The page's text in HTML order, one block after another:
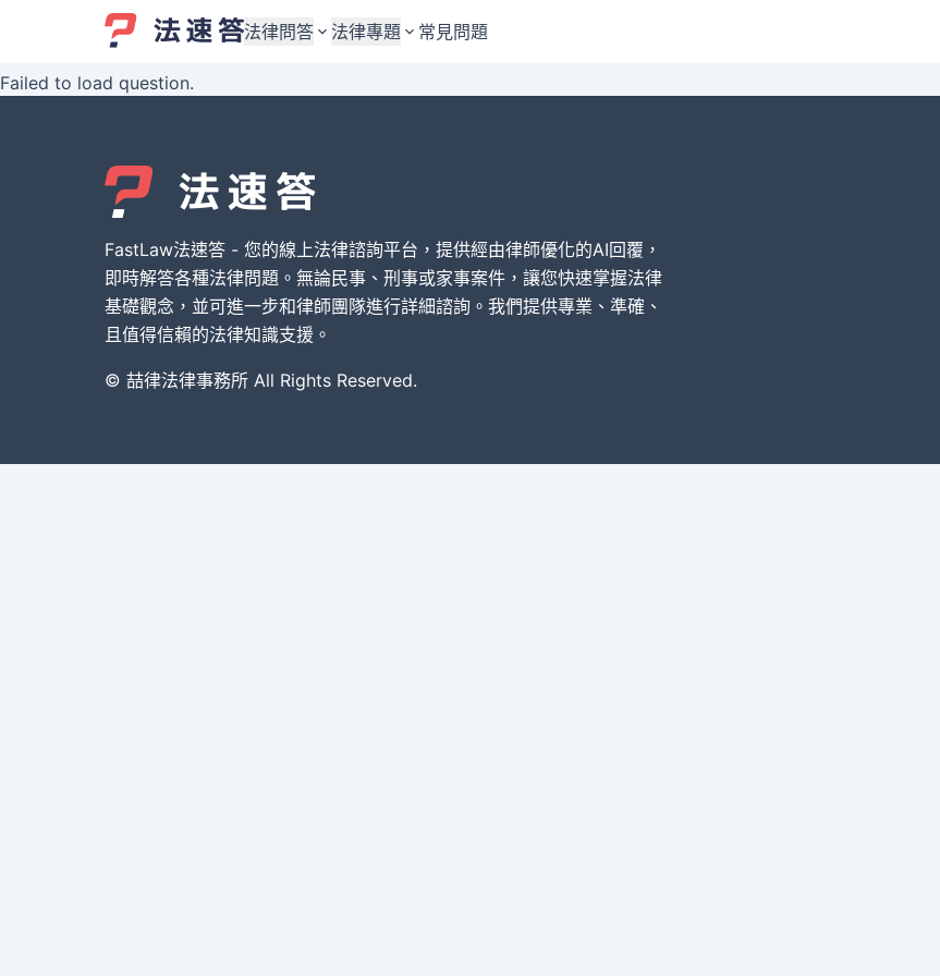
法律問答
婚姻與監護權
債務與債權
刑事犯罪案件
其他案件類型
法律專題
婚姻與監護權
債務與債權
刑事犯罪案件
其他案件類型
常見問題
Failed to load question.
FastLaw法速答 - 您的線上法律諮詢平台，提供經由律師優化的AI回覆，
即時解答各種法律問題。無論民事、刑事或家事案件，讓您快速掌握法律
基礎觀念，並可進一步和律師團隊進行詳細諮詢。我們提供專業、準確、
且值得信賴的法律知識支援。
© 喆律法律事務所 All Rights Reserved.